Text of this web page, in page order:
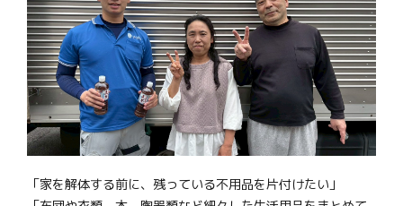
「家を解体する前に、残っている不用品を片付けたい」